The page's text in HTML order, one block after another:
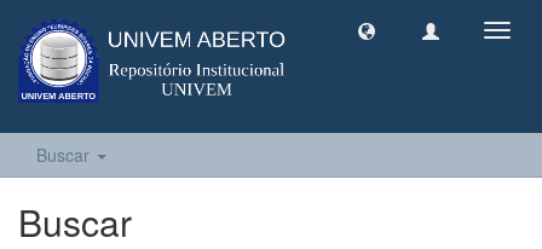
Buscar
Buscar